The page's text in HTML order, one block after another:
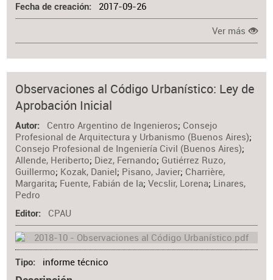
Fecha de creación 2017-09-26
Ver más
Observaciones al Código Urbanístico: Ley de
Aprobación Inicial
Autor Centro Argentino de Ingenieros; Consejo
Profesional de Arquitectura y Urbanismo (Buenos Aires);
Consejo Profesional de Ingeniería Civil (Buenos Aires);
Allende, Heriberto; Diez, Fernando; Gutiérrez Ruzo,
Guillermo; Kozak, Daniel; Pisano, Javier; Charrière,
Margarita; Fuente, Fabián de la;Vecslir, Lorena; Linares,
Pedro
Editor CPAU
Tipo informe técnico